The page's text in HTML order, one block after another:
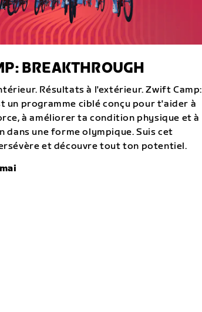
BREAKTHROUGH
Résultats à l'extérieur. Zwift Camp:
un programme ciblé conçu pour t'aider à
à améliorer ta condition physique et à
dans une forme olympique. Suis cet
et découvre tout ton potentiel.